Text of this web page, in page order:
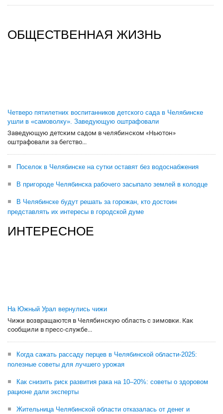
ОБЩЕСТВЕННАЯ ЖИЗНЬ
Четверо пятилетних воспитанников детского сада в Челябинске
ушли в «самоволку». Заведующую оштрафовали
Заведующую детским садом в челябинском «Ньютон»
оштрафовали за бегство...
Поселок в Челябинске на сутки оставят без водоснабжения
В пригороде Челябинска рабочего засыпало землей в колодце
В Челябинске будут решать за горожан, кто достоин
представлять их интересы в городской думе
ИНТЕРЕСНОЕ
На Южный Урал вернулись чижи
Чижи возвращаются в Челябинскую область с зимовки. Как
сообщили в пресс-службе...
Когда сажать рассаду перцев в Челябинской области-2025:
полезные советы для лучшего урожая
Как снизить риск развития рака на 10–20%: советы о здоровом
рационе дали эксперты
Жительница Челябинской области отказалась от денег и